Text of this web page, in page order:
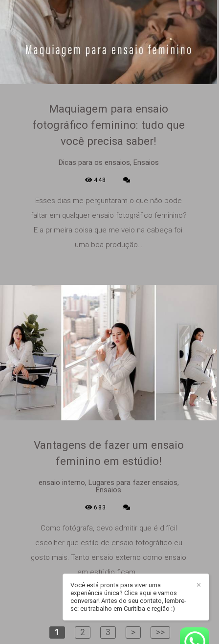
Maquiagem para ensaio
fotográfico feminino: tudo que
você precisa saber!
Dicas para os ensaios, Ensaios
448
Esses dias me perguntaram o que não pode
faltar em qualquer ensaio fotográfico feminino?
E a primeira coisa que me veio na cabeça foi:
uma boa produção...
Vantagens de fazer um ensaio
feminino em estúdio!
ensaio interno, Lugares para fazer ensaios,
Ensaios
683
Como fotógrafa, devo admitir que é difícil
escolher que estilo de ensaio fotográfico eu
gosto mais. Tanto ensaio externo como ensaio
em estúdio ficam...
1 2 3 > >>
✕
Você está pronta para viver uma
experiência única? Clica aqui e vamos
conversar! Antes do seu contato, lembre-
se: eu trabalho em Curitiba e região :)